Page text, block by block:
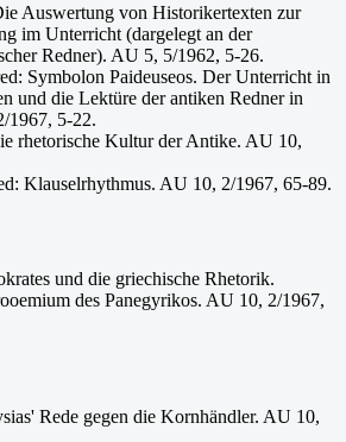
Auswertung von Historikertexten zur
im Unterricht (dargelegt an der
Redner). AU 5, 5/1962, 5-26.
Symbolon Paideuseos. Der Unterricht in
und die Lektüre der antiken Redner in
1967, 5-22.
rhetorische Kultur der Antike. AU 10,
Klauselrhythmus. AU 10, 2/1967, 65-89.
und die griechische Rhetorik.
des Panegyrikos. AU 10, 2/1967,
Rede gegen die Kornhändler. AU 10,